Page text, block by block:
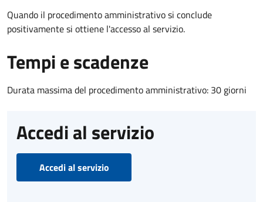
Quando il procedimento amministrativo si conclude
positivamente si ottiene l'accesso al servizio.
Tempi e scadenze
Durata massima del procedimento amministrativo: 30 giorni
Accedi al servizio
Accedi al servizio